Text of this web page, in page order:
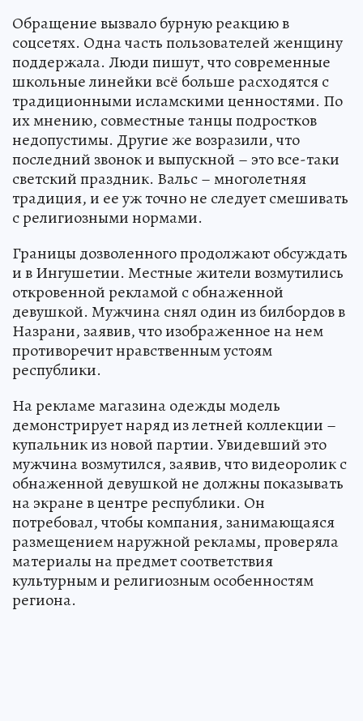
Обращение вызвало бурную реакцию в
соцсетях. Одна часть пользователей женщину
поддержала. Люди пишут, что современные
школьные линейки всё больше расходятся с
традиционными исламскими ценностями. По
их мнению, совместные танцы подростков
недопустимы. Другие же возразили, что
последний звонок и выпускной – это все-таки
светский праздник. Вальс – многолетняя
традиция, и ее уж точно не следует смешивать
с религиозными нормами.
Границы дозволенного продолжают обсуждать
и в Ингушетии. Местные жители возмутились
откровенной рекламой с обнаженной
девушкой. Мужчина снял один из билбордов в
Назрани, заявив, что изображенное на нем
противоречит нравственным устоям
республики.
На рекламе магазина одежды модель
демонстрирует наряд из летней коллекции –
купальник из новой партии. Увидевший это
мужчина возмутился, заявив, что видеоролик с
обнаженной девушкой не должны показывать
на экране в центре республики. Он
потребовал, чтобы компания, занимающаяся
размещением наружной рекламы, проверяла
материалы на предмет соответствия
культурным и религиозным особенностям
региона.